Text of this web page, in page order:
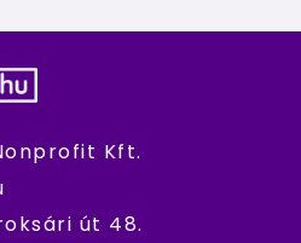
Kft.
út 48.